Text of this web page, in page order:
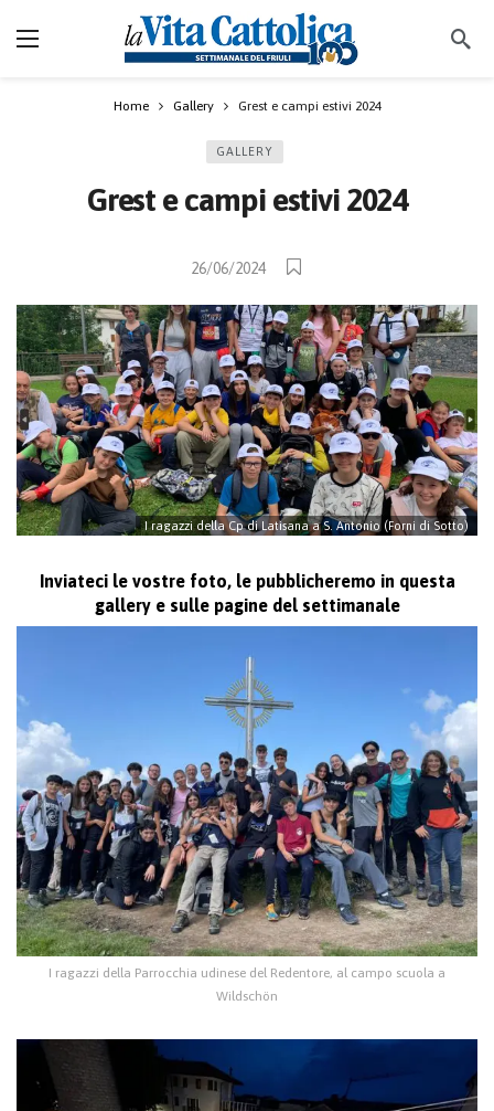
Home Gallery Grest e campi estivi 2024
GALLERY
Grest e campi estivi 2024
26/06/2024
I ragazzi della Cp di Latisana a S. Antonio (Forni di Sotto)
Inviateci le vostre foto, le pubblicheremo in questa
gallery e sulle pagine del settimanale
I ragazzi della Parrocchia udinese del Redentore, al campo scuola a
Wildschön